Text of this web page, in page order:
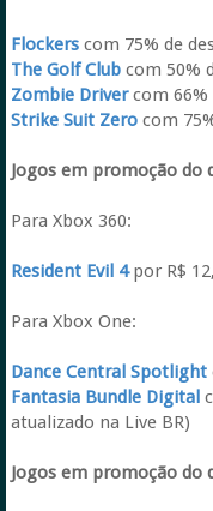
Flockerscom 75% de
The Golf Clubcom 50%
Zombie Drivercom 66%
Strike Suit Zerocom
Jogos em promoção do
Para Xbox 360:
Resident Evil 4 por R$
Para Xbox One:
Dance Central Spotlight
Fantasia Bundle Digital
atualizado na Live BR)
Jogos em promoção do